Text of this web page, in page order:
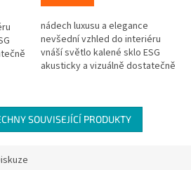
nádech luxusu a elegance
nevšední vzhled do interiéru
vnáší světlo kalené sklo ESG
akusticky a vizuálně dostatečně
SOUVISEJÍCÍ PRODUKTY